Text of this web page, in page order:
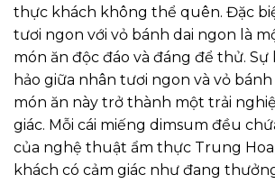
thực khách không thể quên. Đặc
tươi ngon với vỏ bánh dai ngon là
món ăn độc đáo và đáng để thử.
hảo giữa nhân tươi ngon và vỏ
món ăn này trở thành một trải
giác. Mỗi cái miếng dimsum đều
của nghệ thuật ẩm thực Trung
khách có cảm giác như đang